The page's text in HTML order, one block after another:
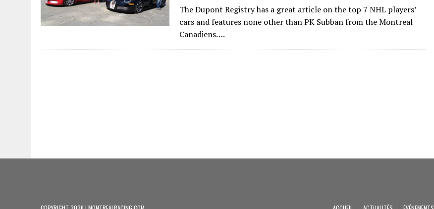
The Dupont Registry has a great article on the top 7 NHL players’
cars and features none other than PK Subban from the Montreal
Canadiens….